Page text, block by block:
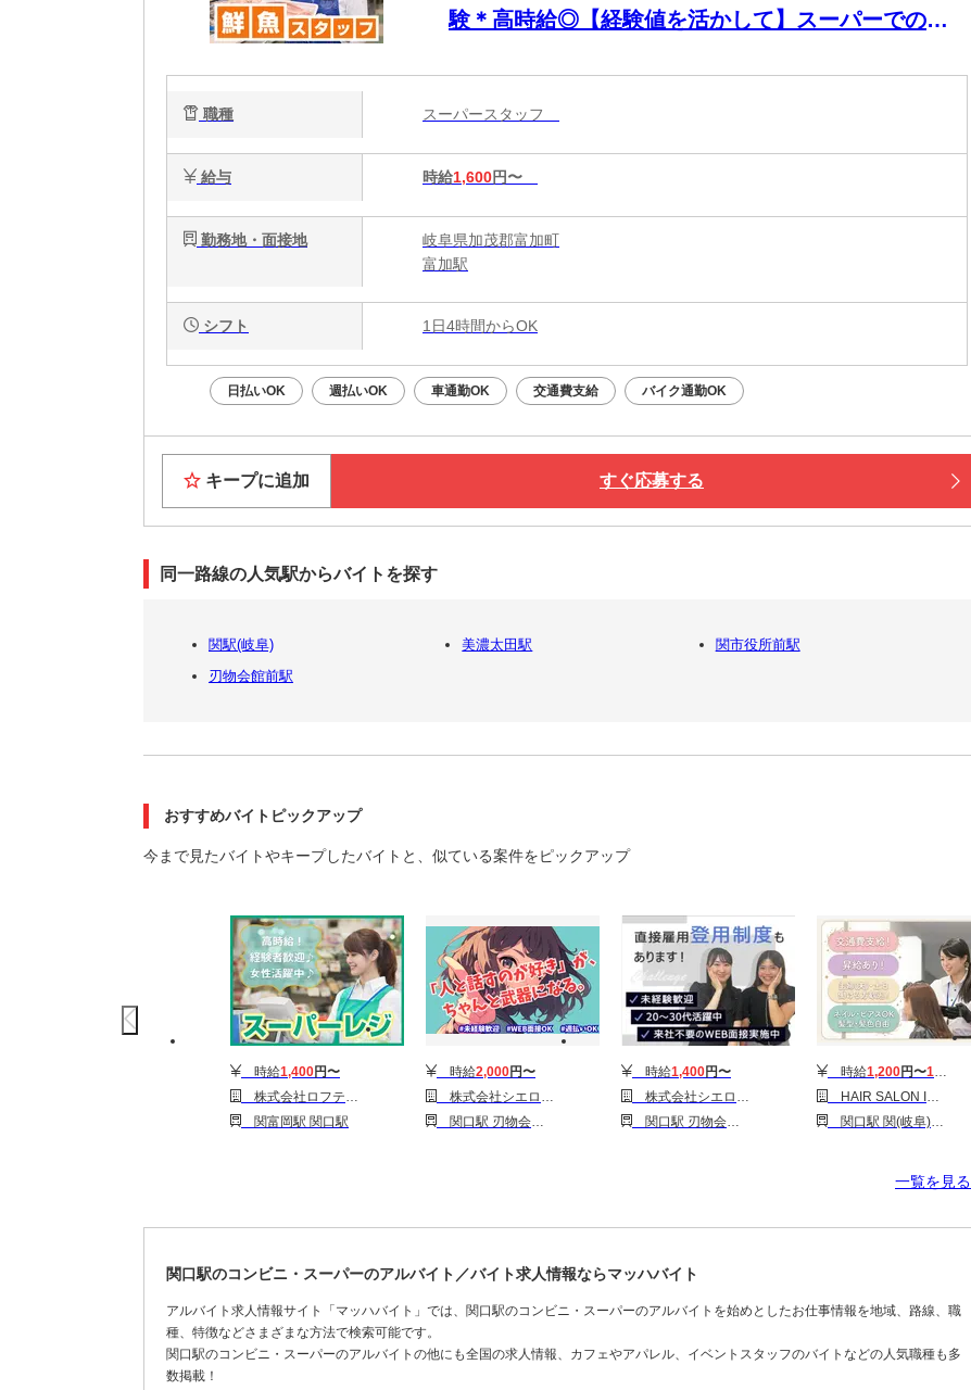
験＊高時給◎【経験値を活かして】スーパーでの鮮
職種 スーパースタッフ
給与 時給1,600円〜
勤務地・面接地
岐阜県加茂郡富加町
富加駅
シフト 1日4時間からOK
日払いOK 週払いOK 車通勤OK 交通費支給 バイク通勤OK
キープに追加 すぐ応募する
同一路線の人気駅からバイトを探す
関駅(岐阜) 美濃太田駅
関市役所前駅
刃物会館前駅
おすすめバイトピックアップ
今まで見たバイトやキープしたバイトと、似ている案件をピックアップ
時給1,400円〜
株式会社ロフティー/NA20000456
関富岡駅 関口駅
時給2,000円〜
株式会社シエロ_岐阜県【★】アクロスプラザ関の携帯ショップ/KB6
関口駅 刃物会館前駅
時給1,400円〜
株式会社シエロ_岐阜県【携帯キャ】ソフトバンクアクロスプラザ関/AF5
関口駅 刃物会館前駅
時給1,200円〜1,600
HAIR SALON IWASAKI 岐阜関ひがし店［パート］スタイリスト(株式会社ハクブン)
関口駅 関(岐阜)駅 関市役所前駅
一覧を見る
関口駅のコンビニ・スーパーのアルバイト／バイト求人情報ならマッハバイト
アルバイト求人情報サイト「マッハバイト」では、関口駅のコンビニ・スーパーのアルバイトを始めとしたお仕事情報を地域、路線、職
種、特徴などさまざまな方法で検索可能です。
関口駅のコンビニ・スーパーのアルバイトの他にも全国の求人情報、カフェやアパレル、イベントスタッフのバイトなどの人気職種も多
数掲載！